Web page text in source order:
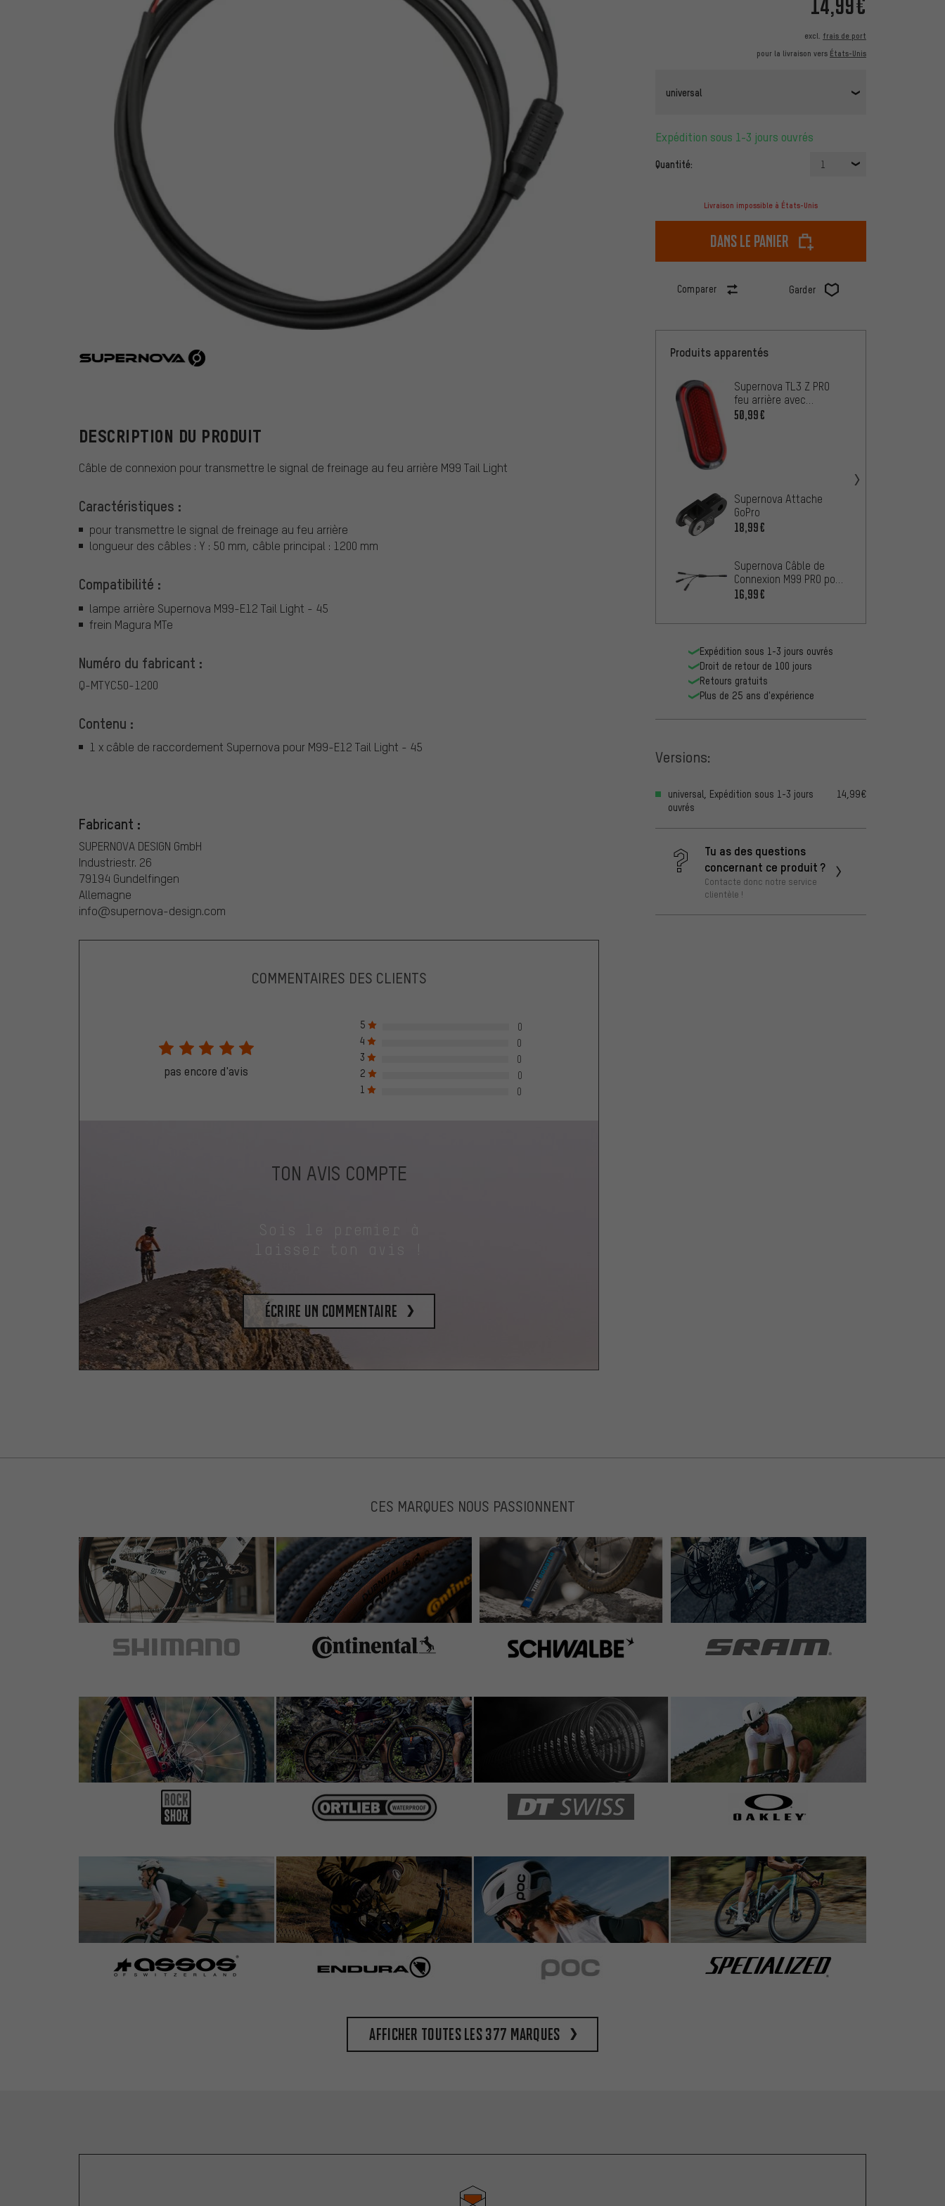
excl. frais de port
pour la livraison vers États-Unis
universal
Expédition sous 1-3 jours ouvrés
Quantité: 1
Livraison impossible à États-Unis
dans le panier
Comparer Garder
Supernova
DESCRIPTION DU PRODUIT
Câble de connexion pour transmettre le signal de freinage au feu arrière M99 Tail Light
Caractéristiques :
pour transmettre le signal de freinage au feu arrière
longueur des câbles : Y : 50 mm, câble principal : 1200 mm
Compatibilité :
lampe arrière Supernova M99-E12 Tail Light - 45
frein Magura MTe
Numéro du fabricant :
Q-MTYC50-1200
Contenu :
1 x câble de raccordement Supernova pour M99-E12 Tail Light - 45
Fabricant :
SUPERNOVA DESIGN GmbH
Industriestr. 26
79194 Gundelfingen
Allemagne
info@supernova-design.com
Produits apparentés
Supernova TL3 Z PRO
feu arrière avec
approbation StVZO
50,99€
Supernova Attache
GoPro
18,99€
Supernova Câble de
Connexion M99 PRO pour
Freins Magura MTe
16,99€
Expédition sous 1-3 jours ouvrés
Droit de retour de 100 jours
Retours gratuits
Plus de 25 ans d'expérience
Versions:
universal, Expédition sous 1-3 jours
ouvrés
14,99€
Tu as des questions
concernant ce produit ?
Contacte donc notre service
clientèle !
COMMENTAIRES DES CLIENTS
pas encore d'avis
5
0
4
0
3
0
2
0
1
0
TON AVIS COMPTE
laisser ton avis !
Écrire un commentaire
CES MARQUES NOUS PASSIONNENT
Afficher toutes les 377 marques